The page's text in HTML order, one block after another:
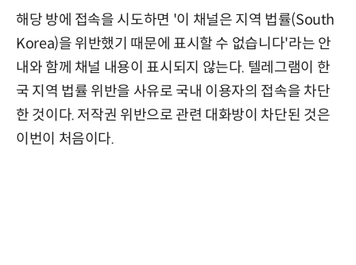
해당 방에 접속을 시도하면 '이 채널은 지역 법률(South
Korea)을 위반했기 때문에 표시할 수 없습니다'라는 안
내와 함께 채널 내용이 표시되지 않는다. 텔레그램이 한
국 지역 법률 위반을 사유로 국내 이용자의 접속을 차단
한 것이다. 저작권 위반으로 관련 대화방이 차단된 것은
이번이 처음이다.